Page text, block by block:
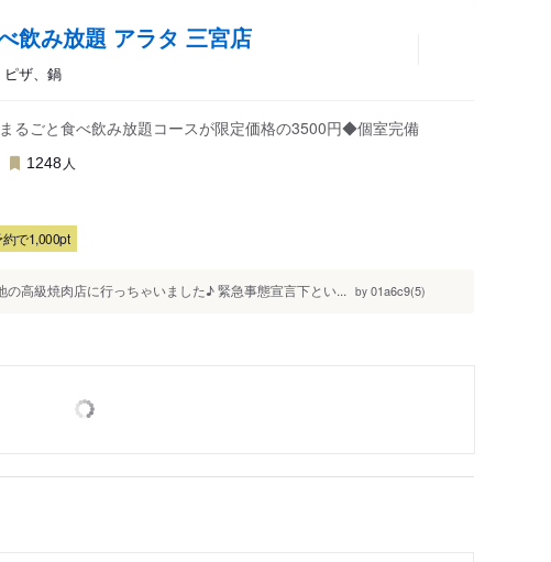
飲み放題 アラタ 三宮店
ザ、鍋
るごと食べ飲み放題コースが限定価格の3500円◆個室完備
1248 人
で1,000pt
高級焼肉店に行っちゃいました♪ 緊急事態宣言下とい... by 01a6c9(5)